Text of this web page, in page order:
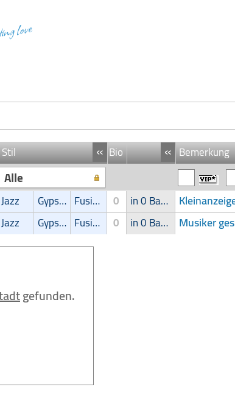
love
Stil « Bio « Bemerkung
Alle
Jazz Gypsy-Jazz Fusion 0 in 0 Band
Jazz Gypsy-Jazz Fusion 0 in 0 Band Musiker
gefunden.